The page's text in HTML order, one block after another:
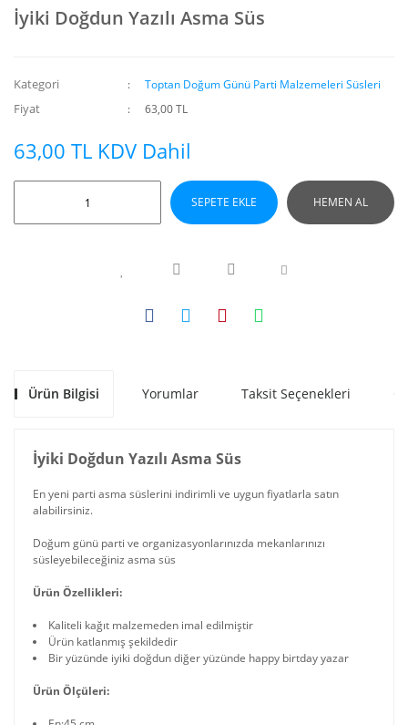
İyiki Doğdun Yazılı Asma Süs
Kategori Toptan Doğum Günü Parti Malzemeleri Süsleri
Fiyat 63,00 TL
63,00 TL KDV Dahil
SEPETE EKLE HEMEN AL
Ürün Bilgisi Yorumlar Taksit Seçenekleri
İyiki Doğdun Yazılı Asma Süs
En yeni parti asma süslerini indirimli ve uygun fiyatlarla satın
alabilirsiniz.
Doğum günü parti ve organizasyonlarınızda mekanlarınızı
süsleyebileceğiniz asma süs
Ürün Özellikleri:
Kaliteli kağıt malzemeden imal edilmiştir
Ürün katlanmış şekildedir
Bir yüzünde iyiki doğdun diğer yüzünde happy birtday yazar
Ürün Ölçüleri: